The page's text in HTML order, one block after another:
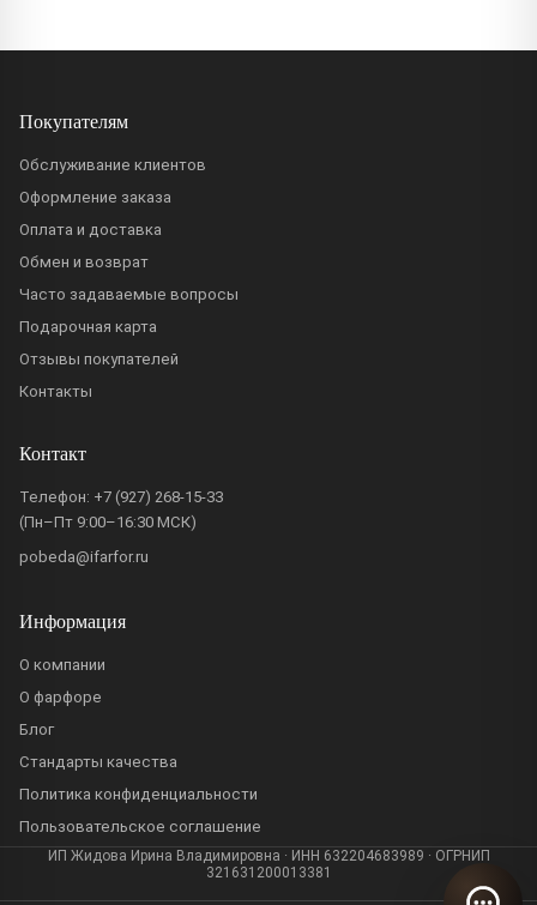
Покупателям
Обслуживание клиентов
Оформление заказа
Оплата и доставка
Обмен и возврат
Часто задаваемые вопросы
Подарочная карта
Отзывы покупателей
Контакты
Контакт
Телефон: +7 (927) 268-15-33
(Пн–Пт 9:00–16:30 МСК)
pobeda@ifarfor.ru
Информация
О компании
О фарфоре
Блог
Стандарты качества
Политика конфиденциальности
Пользовательское соглашение
ИП Жидова Ирина Владимировна · ИНН 632204683989 · ОГРНИП
321631200013381